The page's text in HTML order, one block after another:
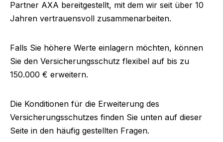
Partner AXA bereitgestellt, mit dem wir seit über 10
Jahren vertrauensvoll zusammenarbeiten.
Falls Sie höhere Werte einlagern möchten, können
Sie den Versicherungsschutz flexibel auf bis zu
150.000 € erweitern.
Die Konditionen für die Erweiterung des
Versicherungsschutzes finden Sie unten auf dieser
Seite in den häufig gestellten Fragen.